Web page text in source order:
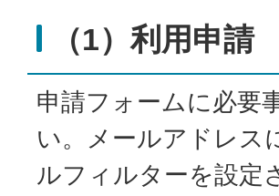
（1）利用申請
申請フォームに必要
い。メールアドレス
ルフィルターを設定